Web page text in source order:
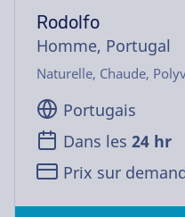
Rodolfo
Homme, Portugal
Naturelle, Chaude,
Portugais
Dans les 24 hr
Prix sur